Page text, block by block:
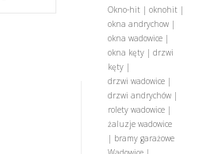
Okno-hit | oknohit |
okna andrychow |
okna wadowice |
okna kęty | drzwi
kęty |
drzwi wadowice |
drzwi andrychów |
rolety wadowice |
żaluzje wadowice
| bramy garażowe